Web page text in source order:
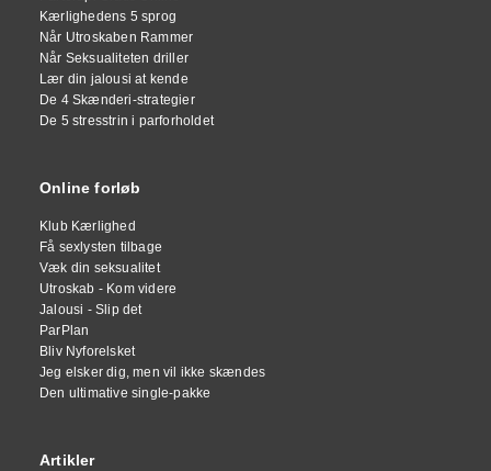
Kærlighedens 5 sprog
Når Utroskaben Rammer
Når Seksualiteten driller
Lær din jalousi at kende
De 4 Skænderi-strategier
De 5 stresstrin i parforholdet
Online forløb
Klub Kærlighed
Få sexlysten tilbage
Væk din seksualitet
Utroskab - Kom videre
Jalousi - Slip det
ParPlan
Bliv Nyforelsket
Jeg elsker dig, men vil ikke skændes
Den ultimative single-pakke
Artikler